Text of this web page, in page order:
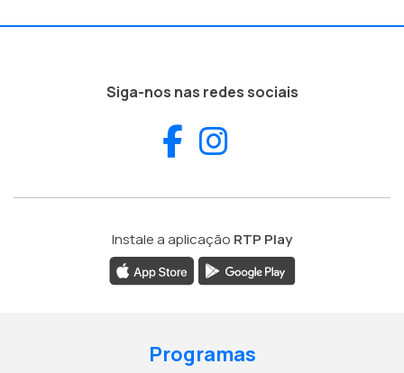
Siga-nos nas redes sociais
Facebook
Instale a aplicação RTP Play
Programas